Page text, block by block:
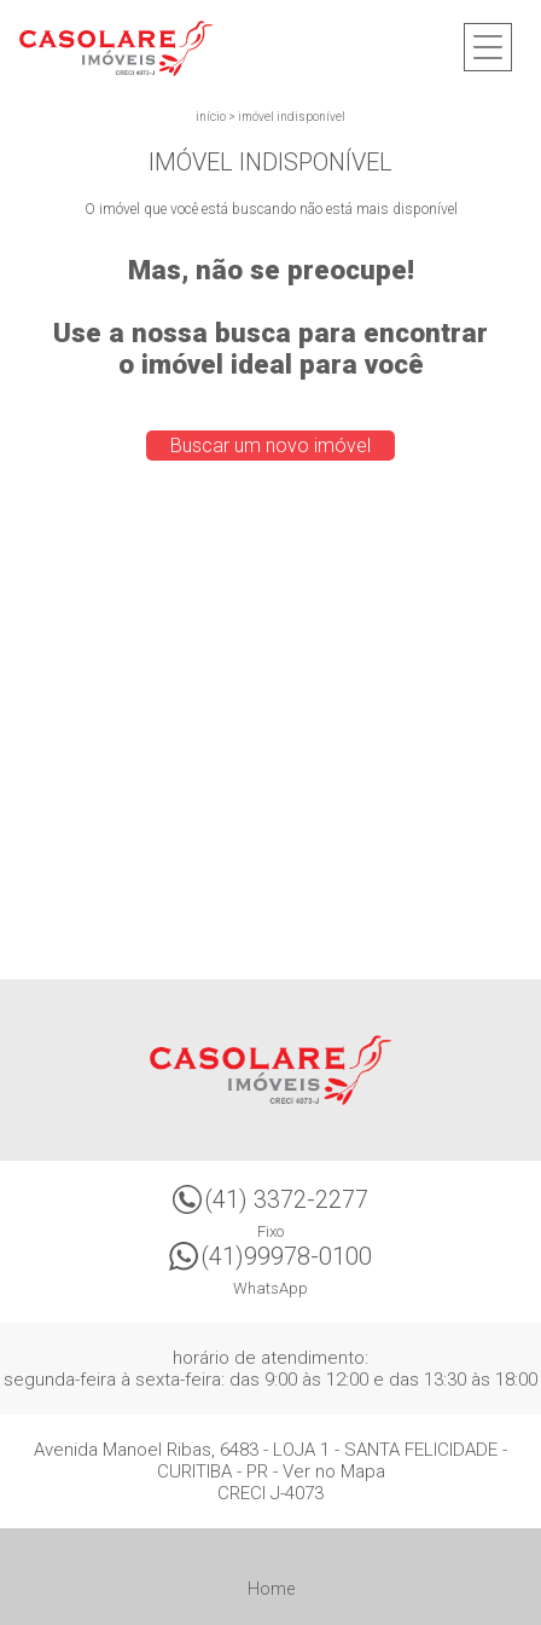
início > imóvel indisponível
IMÓVEL INDISPONÍVEL
O imóvel que você está buscando não está mais disponível
Mas, não se preocupe!
Use a nossa busca para encontrar
o imóvel ideal para você
Buscar um novo imóvel
(41) 3372-2277
Fixo
(41)99978-0100
WhatsApp
horário de atendimento:
segunda-feira à sexta-feira: das 9:00 às 12:00 e das 13:30 às 18:00
Avenida Manoel Ribas, 6483 - LOJA 1 - SANTA FELICIDADE -
CURITIBA- PR- Ver no Mapa
CRECI J-4073
Home